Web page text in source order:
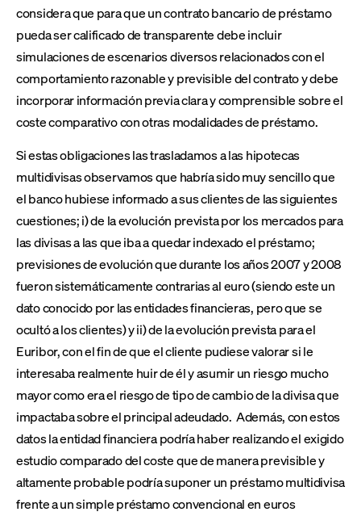
considera que para que un contrato bancario de préstamo
pueda ser calificado de transparente debe incluir
simulaciones de escenarios diversos relacionados con el
comportamiento razonable y previsible del contrato y debe
incorporar información previa clara y comprensible sobre el
coste comparativo con otras modalidades de préstamo.
Si estas obligaciones las trasladamos a las hipotecas
multidivisas observamos que habría sido muy sencillo que
el banco hubiese informado a sus clientes de las siguientes
cuestiones; i) de la evolución prevista por los mercados para
las divisas a las que iba a quedar indexado el préstamo;
previsiones de evolución que durante los años 2007 y 2008
fueron sistemáticamente contrarias al euro (siendo este un
dato conocido por las entidades financieras, pero que se
ocultó a los clientes) y ii) de la evolución prevista para el
Euribor, con el fin de que el cliente pudiese valorar si le
interesaba realmente huir de él y asumir un riesgo mucho
mayor como era el riesgo de tipo de cambio de la divisa que
impactaba sobre el principal adeudado. Además, con estos
datos la entidad financiera podría haber realizando el exigido
estudio comparado del coste que de manera previsible y
altamente probable podría suponer un préstamo multidivisa
frente a un simple préstamo convencional en euros